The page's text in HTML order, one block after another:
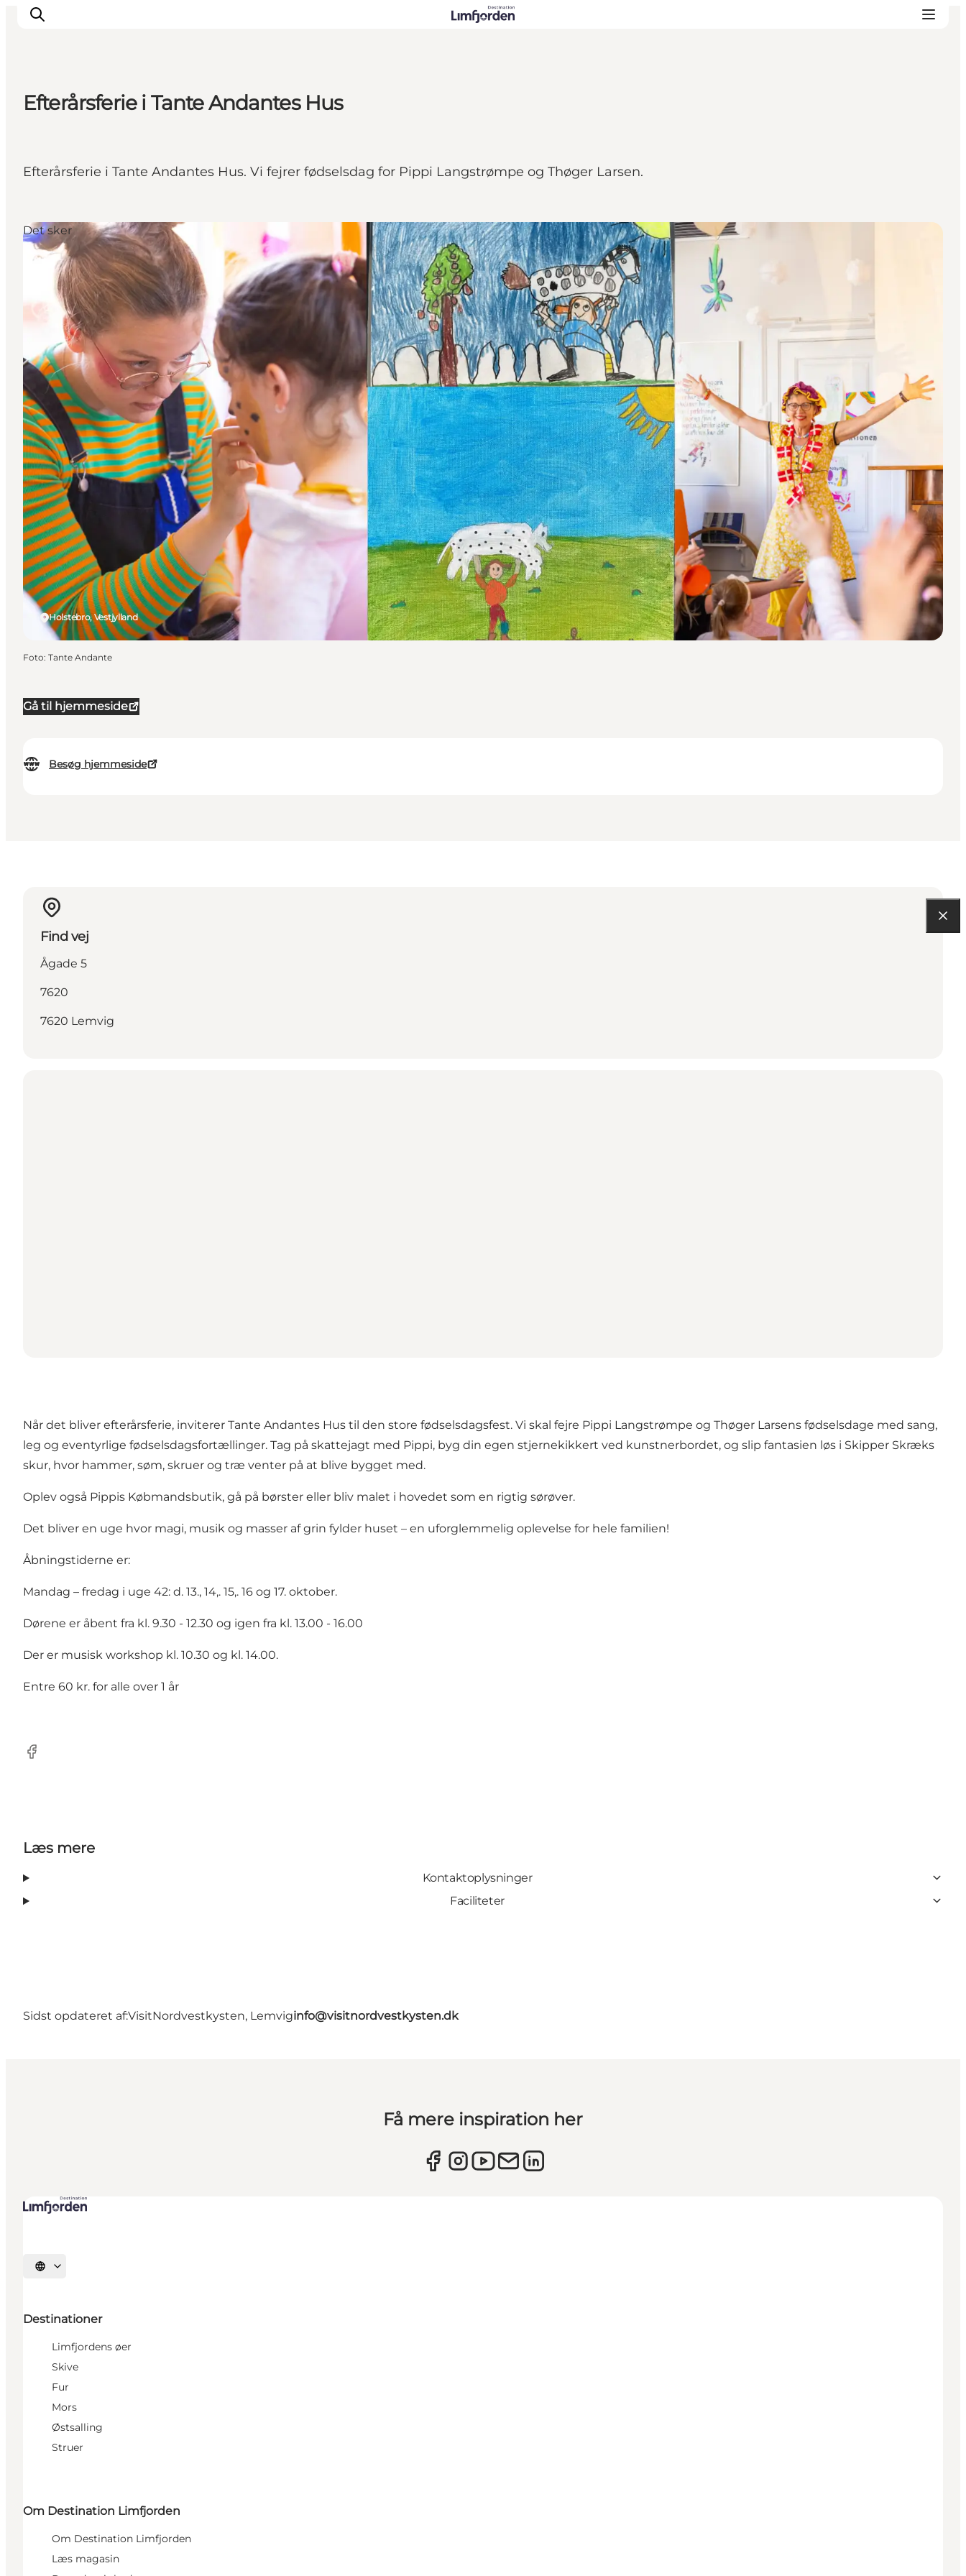
Efterårsferie i Tante Andantes Hus
Efterårsferie i Tante Andantes Hus. Vi fejrer fødselsdag for Pippi Langstrømpe og Thøger Larsen.
Gå til hjemmeside
Besøg hjemmeside
Holstebro, Vestjylland
Det sker
Foto: Tante Andante
Find vej
Ågade 5
7620
7620 Lemvig
Når det bliver efterårsferie, inviterer Tante Andantes Hus til den store fødselsdagsfest. Vi skal fejre Pippi Langstrømpe og Thøger Larsens fødselsdage med sang,
leg og eventyrlige fødselsdagsfortællinger. Tag på skattejagt med Pippi, byg din egen stjernekikkert ved kunstnerbordet, og slip fantasien løs i Skipper Skræks
skur, hvor hammer, søm, skruer og træ venter på at blive bygget med.
Oplev også Pippis Købmandsbutik, gå på børster eller bliv malet i hovedet som en rigtig sørøver.
Det bliver en uge hvor magi, musik og masser af grin fylder huset – en uforglemmelig oplevelse for hele familien!
Åbningstiderne er:
Mandag – fredag i uge 42: d. 13., 14,. 15,. 16 og 17. oktober.
Dørene er åbent fra kl. 9.30 - 12.30 og igen fra kl. 13.00 - 16.00
Der er musisk workshop kl. 10.30 og kl. 14.00.
Entre 60 kr. for alle over 1 år
Facebook
Læs mere
Kontaktoplysninger
Faciliteter
Sidst opdateret af:VisitNordvestkysten, Lemviginfo@visitnordvestkysten.dk
Få mere inspiration her
Vælg sprog
Destinationer
Limfjordens øer
Skive
Fur
Mors
Østsalling
Struer
Om Destination Limfjorden
Om Destination Limfjorden
Læs magasin